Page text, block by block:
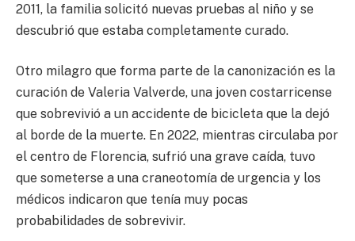
2011, la familia solicitó nuevas pruebas al niño y se
descubrió que estaba completamente curado.
Otro milagro que forma parte de la canonización es la
curación de Valeria Valverde, una joven costarricense
que sobrevivió a un accidente de bicicleta que la dejó
al borde de la muerte. En 2022, mientras circulaba por
el centro de Florencia, sufrió una grave caída, tuvo
que someterse a una craneotomía de urgencia y los
médicos indicaron que tenía muy pocas
probabilidades de sobrevivir.